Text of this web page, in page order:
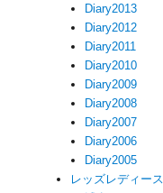
Diary2013
Diary2012
Diary2011
Diary2010
Diary2009
Diary2008
Diary2007
Diary2006
Diary2005
レッズレディース